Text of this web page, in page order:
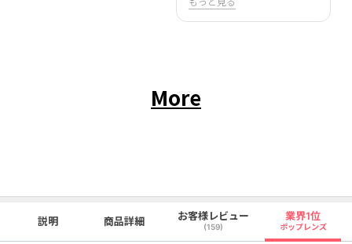
More
説明 商品詳細 お客様レビュー
(159)
業界1位
ポップレンズ